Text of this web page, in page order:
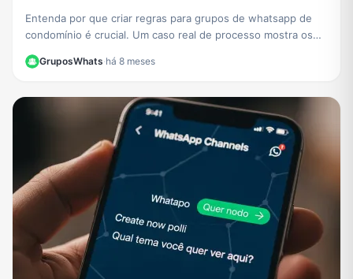
Entenda por que criar regras para grupos de whatsapp de
condomínio é crucial. Um caso real de processo mostra os
GruposWhats·há 8 meses